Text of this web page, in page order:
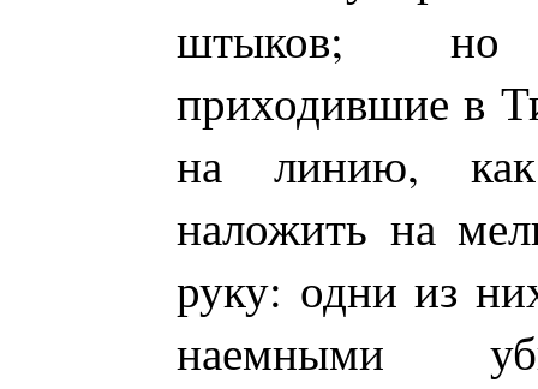
штыков; но
приходившие в
на линию,
наложить на
руку: одни из
наемными